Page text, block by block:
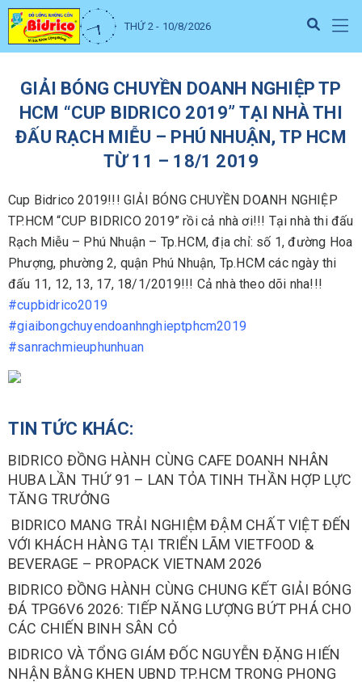
THỨ 2 - 10/8/2026
GIẢI BÓNG CHUYỀN DOANH NGHIỆP TP
HCM “CUP BIDRICO 2019” TẠI NHÀ THI
ĐẤU RẠCH MIỄU – PHÚ NHUẬN, TP HCM
TỪ 11 – 18/1 2019
Cup Bidrico 2019!!! GIẢI BÓNG CHUYỀN DOANH NGHIỆP
TP.HCM “CUP BIDRICO 2019” rồi cả nhà ơi!!! Tại nhà thi đấu
Rạch Miễu – Phú Nhuận – Tp.HCM, địa chỉ: số 1, đường Hoa
Phượng, phường 2, quận Phú Nhuận, Tp.HCM các ngày thi
đấu 11, 12, 13, 17, 18/1/2019!!! Cả nhà theo dõi nha!!!
#cupbidrico2019
#giaibongchuyendoanhnghieptphcm2019
#sanrachmieuphunhuan
TIN TỨC KHÁC:
BIDRICO ĐỒNG HÀNH CÙNG CAFE DOANH NHÂN
HUBA LẦN THỨ 91 – LAN TỎA TINH THẦN HỢP LỰC
TĂNG TRƯỞNG
BIDRICO MANG TRẢI NGHIỆM ĐẬM CHẤT VIỆT ĐẾN
VỚI KHÁCH HÀNG TẠI TRIỂN LÃM VIETFOOD &
BEVERAGE – PROPACK VIETNAM 2026
BIDRICO ĐỒNG HÀNH CÙNG CHUNG KẾT GIẢI BÓNG
ĐÁ TPG6V6 2026: TIẾP NĂNG LƯỢNG BỨT PHÁ CHO
CÁC CHIẾN BINH SÂN CỎ
BIDRICO VÀ TỔNG GIÁM ĐỐC NGUYỄN ĐẶNG HIẾN
NHẬN BẰNG KHEN UBND TP.HCM TRONG PHONG